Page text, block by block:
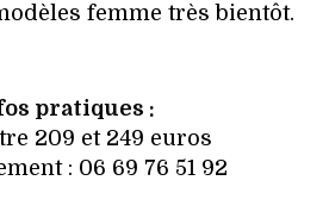
femme très bientôt.
pratiques :
209 et 249 euros
: 06 69 76 51 92